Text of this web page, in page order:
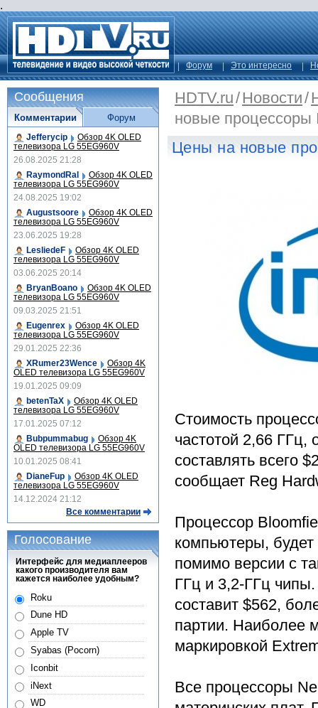
.
Форум Это интересно
HDTV.ru/Новости/
новые процессоры
Цены на новые
Стоимость
частотой 2,66 ГГц,
составлять всего
сообщает Reg
Процессор
компьютеры,
помимо версии с
ГГц и 3,2-ГГц
составит $562,
партии. Наиболее
маркировкой
Все процессоры
Сообщения
Комментарии
Jefferycip Обзор 4K OLED
телевизора LG 55EG960V
26.08.2025 21:28
RaymondRal
Обзор 4K OLED
телевизора LG 55EG960V
24.08.2025 19:02
Augustsoore
Обзор 4K OLED
телевизора LG 55EG960V
23.06.2025 19:28
LesliedeF
Обзор 4K OLED
телевизора LG 55EG960V
03.06.2025 20:14
BryanBoano
Обзор 4K OLED
телевизора LG 55EG960V
09.03.2025 21:51
Eugenrex
Обзор 4K OLED
телевизора LG 55EG960V
29.01.2025 22:36
XRumer23Wence
Обзор 4K
OLED телевизора LG 55EG960V
19.01.2025 09:09
betenTaX
Обзор 4K OLED
телевизора LG 55EG960V
17.01.2025 07:12
Bubpummabug
Обзор 4K
OLED телевизора LG 55EG960V
10.01.2025 08:41
DianeFup
Обзор 4K OLED
телевизора LG 55EG960V
14.12.2024 21:12
Все комментарии
Форум
Голосование
Интерфейс для медиаплееров
какого производителя вам
кажется наиболее удобным?
Roku
Dune HD
Apple TV
Syabas (Pocorn)
Iconbit
iNext
WD